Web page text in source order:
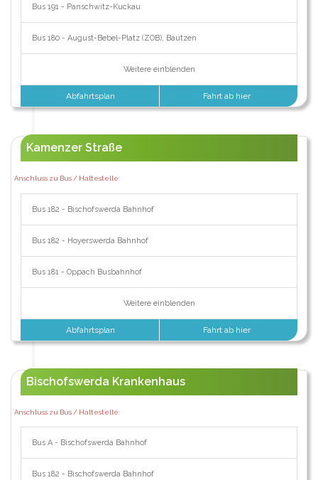
Bus 191 - Panschwitz-Kuckau
Bus 180 - August-Bebel-Platz (ZOB), Bautzen
Weitere einblenden
Abfahrtsplan Fahrt ab hier
Kamenzer Straße
Anschluss zu Bus / Haltestelle:
Bus 182 - Bischofswerda Bahnhof
Bus 182 - Hoyerswerda Bahnhof
Bus 181 - Oppach Busbahnhof
Weitere einblenden
Abfahrtsplan Fahrt ab hier
Bischofswerda Krankenhaus
Anschluss zu Bus / Haltestelle:
Bus A - Bischofswerda Bahnhof
Bus 182 - Bischofswerda Bahnhof